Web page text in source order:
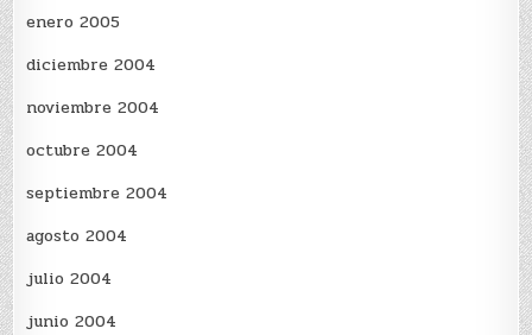
enero 2005
diciembre 2004
noviembre 2004
octubre 2004
septiembre 2004
agosto 2004
julio 2004
junio 2004